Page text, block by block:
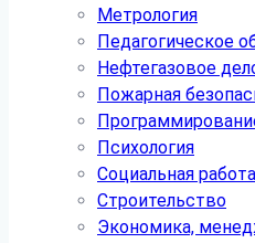
Метрология
Педагогическое
Нефтегазовое
Пожарная
Психология
Социальная работа
Строительство
Экономика,